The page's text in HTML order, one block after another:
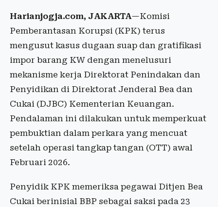
Harianjogja.com, JAKARTA—Komisi
Pemberantasan Korupsi (KPK) terus
mengusut kasus dugaan suap dan gratifikasi
impor barang KW dengan menelusuri
mekanisme kerja Direktorat Penindakan dan
Penyidikan di Direktorat Jenderal Bea dan
Cukai (DJBC) Kementerian Keuangan.
Pendalaman ini dilakukan untuk memperkuat
pembuktian dalam perkara yang mencuat
setelah operasi tangkap tangan (OTT) awal
Februari 2026.
Penyidik KPK memeriksa pegawai Ditjen Bea
Cukai berinisial BBP sebagai saksi pada 23